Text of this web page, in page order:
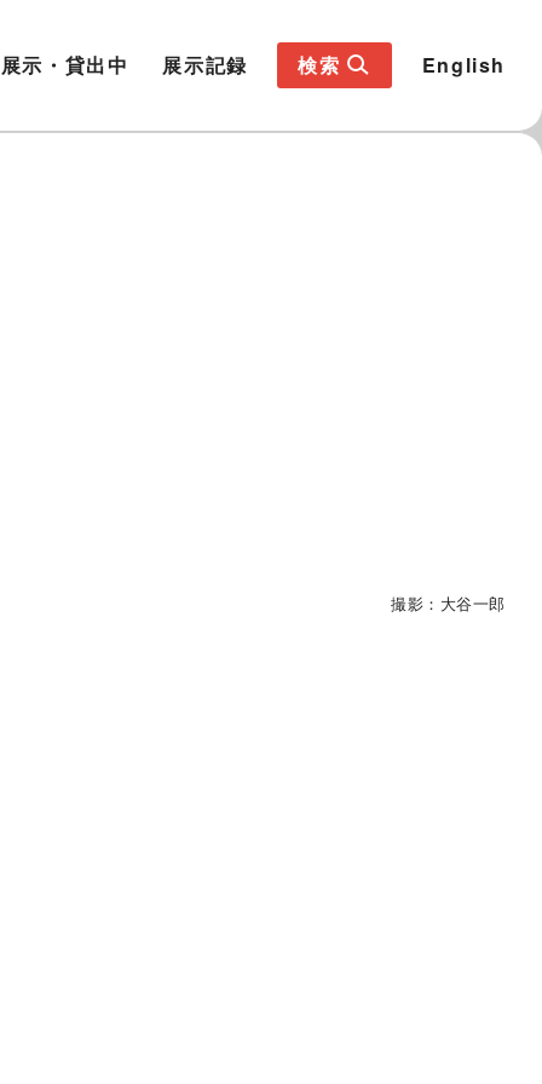
展示・貸出中 展示記録 検索 English
撮影：大谷一郎